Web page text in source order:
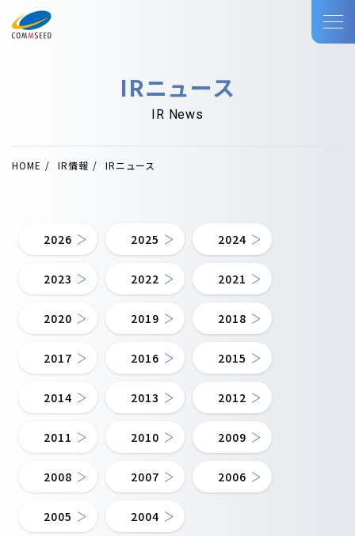
IRニュース
IR News
HOME IR情報 IRニュース
2026 2025 2024
2023 2022 2021
2020 2019 2018
2017 2016 2015
2014 2013 2012
2011 2010 2009
2008 2007 2006
2005 2004